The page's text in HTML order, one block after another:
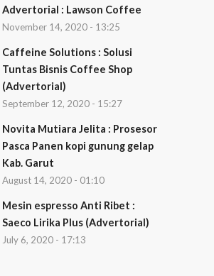
Advertorial : Lawson Coffee
November 14, 2020 - 13:25
Caffeine Solutions : Solusi
Tuntas Bisnis Coffee Shop
(Advertorial)
September 12, 2020 - 15:27
Novita Mutiara Jelita : Prosesor
Pasca Panen kopi gunung gelap
Kab. Garut
August 14, 2020 - 01:10
Mesin espresso Anti Ribet :
Saeco Lirika Plus (Advertorial)
July 6, 2020 - 17:13